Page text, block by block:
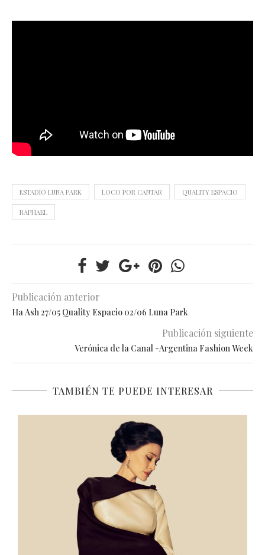
ESTADIO LUNA PARK LOCO POR CANTAR QUALITY ESPACIO
RAPHAEL
Publicación anterior
Ha Ash 27/05 Quality Espacio 02/06 Luna Park
Publicación siguiente
Verónica de la Canal -Argentina Fashion Week
TAMBIÉN TE PUEDE INTERESAR